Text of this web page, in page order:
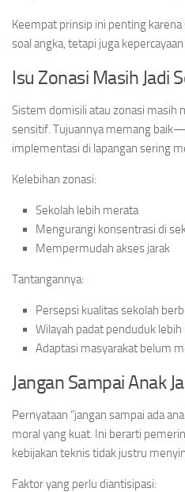
Keempat prinsip ini penting
soal angka, tetapi juga
Isu Zonasi Masih Jadi
Sistem domisili atau zonasi masih
sensitif. Tujuannya memang
implementasi di lapangan sering
Kelebihan zonasi:
Sekolah lebih merata
Mengurangi konsentrasi di
Mempermudah akses jarak
Tantangannya:
Persepsi kualitas sekolah
Wilayah padat penduduk
Adaptasi masyarakat belum
Jangan Sampai Anak
Pernyataan “jangan sampai ada
moral yang kuat. Ini berarti
kebijakan teknis tidak justru
Faktor yang perlu diantisipasi: